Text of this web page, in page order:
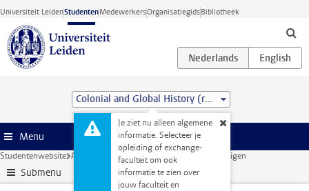
Ga direct naar de inhoud
Universiteit LeidenStudentenMedewerkersOrganisatiegidsBibliotheek
Colonial and Global History (research) (MA)
Je ziet nu alleen algemene
informatie. Selecteer je
opleiding of exchange-
faculteit om ook
informatie te zien over
jouw faculteit en
Menu
Studentenwebsite Administratie Je persoonlijke gegevens wijzigen
Submenu